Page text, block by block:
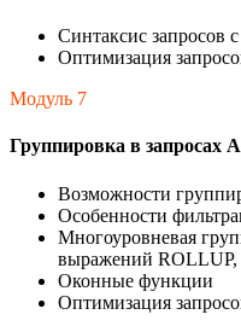
Синтаксис запросов
Оптимизация
Модуль 7
Группировка в запросах
Возможности
Особенности
Многоуровневая
выражений
Оконные функции
Оптимизация